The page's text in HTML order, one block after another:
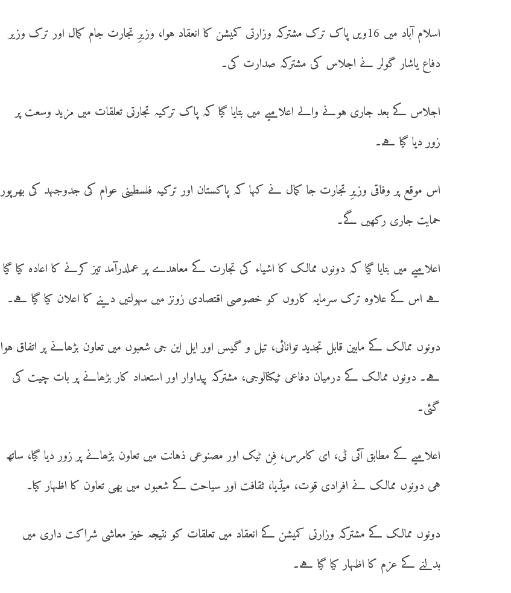
اسلام آباد میں 16ویں پاک ترک مشترکہ وزارتی کمیشن کا انعقاد ہوا، وزیرِ تجارت جام کمال اور ترک وزیر
دفاع یاشار گولر نے اجلاس کی مشترکہ صدارت کی۔
اجلاس کے بعد جاری ہونے والے اعلامیے میں بتایا گیا کہ پاک ترکیہ تجارتی تعلقات میں مزید وسعت پر
زور دیا گیا ہے۔
اس موقع پر وفاقی وزیرِ تجارت جا کمال نے کہا کہ پاکستان اور ترکیہ فلسطینی عوام کی جدوجہد کی بھرپور
حمایت جاری رکھیں گے۔
اعلامیے میں بتایا گیا کہ دونوں ممالک کا اشیاء کی تجارت کے معاہدے پر عملدرآمد تیز کرنے کا اعادہ کیا گیا
ہے اس کے علاوہ ترک سرمایہ کاروں کو خصوصی اقتصادی زونز میں سہولتیں دینے کا اعلان کیا گیا ہے۔
دونوں ممالک کے مابین قابل تجدید توانائی، تیل و گیس اور ایل این جی شعبوں میں تعاون بڑھانے پر اتفاق ہوا
ہے۔ دونوں ممالک کے درمیان دفاعی ٹیکنالوجی، مشترکہ پیداوار اور استعداد کار بڑھانے پر بات چیت کی
گئی۔
اعلامیے کے مطابق آئی ٹی، ای کامرس، فِن ٹیک اور مصنوعی ذہانت میں تعاون بڑھانے پر زور دیا گیا، ساتھ
ہی دونوں ممالک نے افرادی قوت، میڈیا، ثقافت اور سیاحت کے شعبوں میں بھی تعاون کا اظہار کیا۔
دونوں ممالک کے مشترکہ وزارتی کمیشن کے انعقاد میں تعلقات کو نتیجہ خیز معاشی شراکت داری میں
بدلنے کے عزم کا اظہار کیا گیا ہے۔